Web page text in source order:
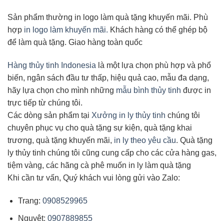
Sản phẩm thường in logo làm quà tặng khuyến mãi. Phù
hợp in logo làm khuyến mãi. Khách hàng có thể ghép bộ
để làm quà tặng. Giao hàng toàn quốc
Hàng thủy tinh Indonesia là một lựa chọn phù hợp và phổ
biến, ngân sách đầu tư thấp, hiệu quả cao, mẫu đa dạng,
hãy lựa chọn cho mình những mẫu bình thủy tinh được in
trực tiếp từ chúng tôi.
Các dòng sản phẩm tại Xưởng in ly thủy tinh chúng tôi
chuyên phục vụ cho quà tặng sự kiện, quà tặng khai
trương, quà tặng khuyến mãi, in ly theo yêu cầu. Quà tặng
ly thủy tinh chúng tôi cũng cung cấp cho các cửa hàng gas,
tiệm vàng, các hãng cà phê muốn in ly làm quà tặng
Khi cần tư vấn, Quý khách vui lòng gửi vào Zalo:
Trang: 0908529965
Nguyệt: 0907889855